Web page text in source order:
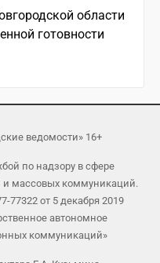
области
готовности
ведомости» 16+
по надзору в сфере
и массовых коммуникаций.
от 5 декабря 2019
автономное
коммуникаций»